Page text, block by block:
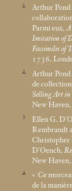
1
Arthur Pond
Parmi eux,A
Imitation of
Facsimiles of
1736,
2
Arthur Pond
de
Selling Art in
New
3 Ellen G.
Rembrandt
Christopher
D’Oench,
New
4 « Ce
de la